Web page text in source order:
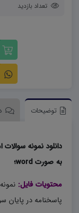
تعداد بازدید
توضیحات
به صورت word؛
محتویات فایل:
پاسخنامه در پایان